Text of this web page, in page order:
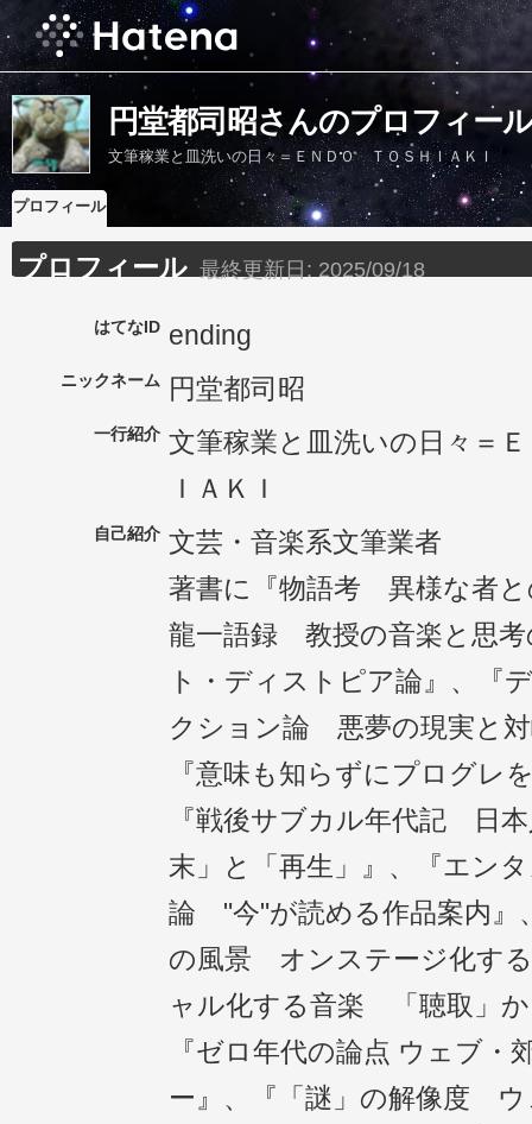
円堂都司昭さんのプロフィール
文筆稼業と皿洗いの日々＝ＥＮＤＯ ＴＯＳＨＩＡＫＩ
プロフィール
プロフィール 最終更新日: 2025/09/18
はてなID ending
ニックネーム 円堂都司昭
一行紹介 文筆稼業と皿洗いの日々＝
ＩＡＫＩ
自己紹介 文芸・音楽系文筆業者
著書に『物語考 異様な者と
龍一語録 教授の音楽と思考
ト・ディストピア論』、『
クション論 悪夢の現実と
『意味も知らずにプログレ
『戦後サブカル年代記 日
末」と「再生」』、『エン
論 "今"が読める作品案内』
の風景 オンステージ化す
ャル化する音楽 「聴取」
『ゼロ年代の論点 ウェブ・
ー』、『「謎」の解像度 ウ